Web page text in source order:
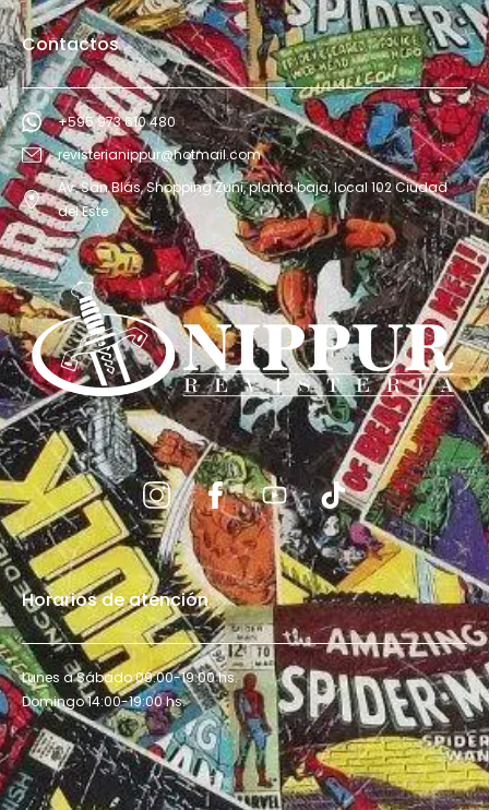
Contactos
+595 973 610 480
revisterianippur@hotmail.com
Av. San Blás, Shopping Zuni, planta baja, local 102 Ciudad
del Este
Horarios de atención
Lunes a Sábado 09:00-19:00 hs.
Domingo 14:00-19:00 hs.